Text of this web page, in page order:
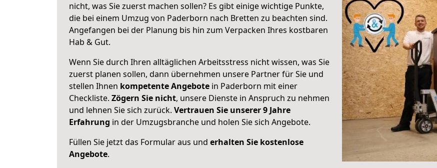
nicht, was Sie zuerst machen sollen? Es gibt einige wichtige Punkte,
die bei einem Umzug von Paderborn nach Bretten zu beachten sind.
Angefangen bei der Planung bis hin zum Verpacken Ihres kostbaren
Hab & Gut.
Wenn Sie durch Ihren alltäglichen Arbeitsstress nicht wissen, was Sie
zuerst planen sollen, dann übernehmen unsere Partner für Sie und
stellen Ihnen kompetente Angebote in Paderborn mit einer
Checkliste. Zögern Sie nicht, unsere Dienste in Anspruch zu nehmen
und lehnen Sie sich zurück. Vertrauen Sie unserer 9 Jahre
Erfahrung in der Umzugsbranche und holen Sie sich Angebote.
Füllen Sie jetzt das Formular aus und erhalten Sie kostenlose
Angebote.